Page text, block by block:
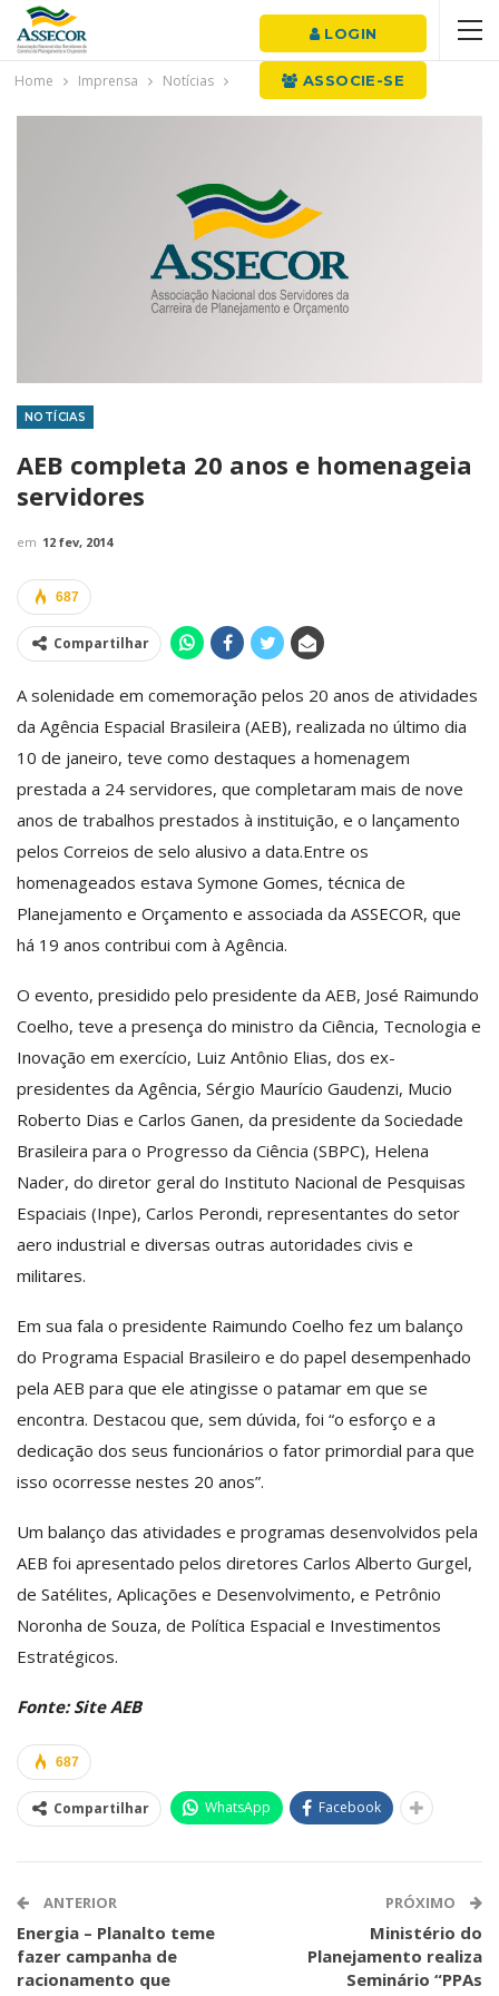
LOGIN
ASSOCIE-SE
Home Imprensa Notícias
NOTÍCIAS
AEB completa 20 anos e homenageia
servidores
em 12 fev, 2014
687
Compartilhar
A solenidade em comemoração pelos 20 anos de atividades
da Agência Espacial Brasileira (AEB), realizada no último dia
10 de janeiro, teve como destaques a homenagem
prestada a 24 servidores, que completaram mais de nove
anos de trabalhos prestados à instituição, e o lançamento
pelos Correios de selo alusivo a data.Entre os
homenageados estava Symone Gomes, técnica de
Planejamento e Orçamento e associada da ASSECOR, que
há 19 anos contribui com à Agência.
O evento, presidido pelo presidente da AEB, José Raimundo
Coelho, teve a presença do ministro da Ciência, Tecnologia e
Inovação em exercício, Luiz Antônio Elias, dos ex-
presidentes da Agência, Sérgio Maurício Gaudenzi, Mucio
Roberto Dias e Carlos Ganen, da presidente da Sociedade
Brasileira para o Progresso da Ciência (SBPC), Helena
Nader, do diretor geral do Instituto Nacional de Pesquisas
Espaciais (Inpe), Carlos Perondi, representantes do setor
aero industrial e diversas outras autoridades civis e
militares.
Em sua fala o presidente Raimundo Coelho fez um balanço
do Programa Espacial Brasileiro e do papel desempenhado
pela AEB para que ele atingisse o patamar em que se
encontra. Destacou que, sem dúvida, foi “o esforço e a
dedicação dos seus funcionários o fator primordial para que
isso ocorresse nestes 20 anos”.
Um balanço das atividades e programas desenvolvidos pela
AEB foi apresentado pelos diretores Carlos Alberto Gurgel,
de Satélites, Aplicações e Desenvolvimento, e Petrônio
Noronha de Souza, de Política Espacial e Investimentos
Estratégicos.
Fonte: Site AEB
687
Compartilhar WhatsApp Facebook
ANTERIOR
Energia – Planalto teme
fazer campanha de
racionamento que
PRÓXIMO
Ministério do
Planejamento realiza
Seminário “PPAs